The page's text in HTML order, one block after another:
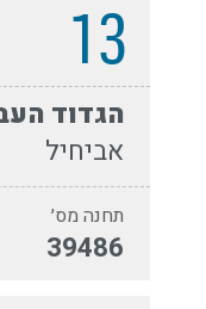
13
הגדוד
אביחיל
תחנה מס׳
39486